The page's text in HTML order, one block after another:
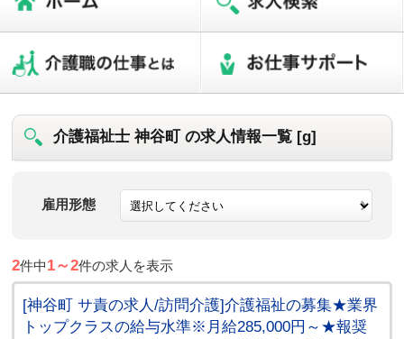
介護福祉士 神谷町 の求人情報一覧 [g]
雇用形態
2件中1～2件の求人を表示
[神谷町 サ責の求人/訪問介護]介護福祉の募集★業界
トップクラスの給与水準※月給285,000円～★報奨